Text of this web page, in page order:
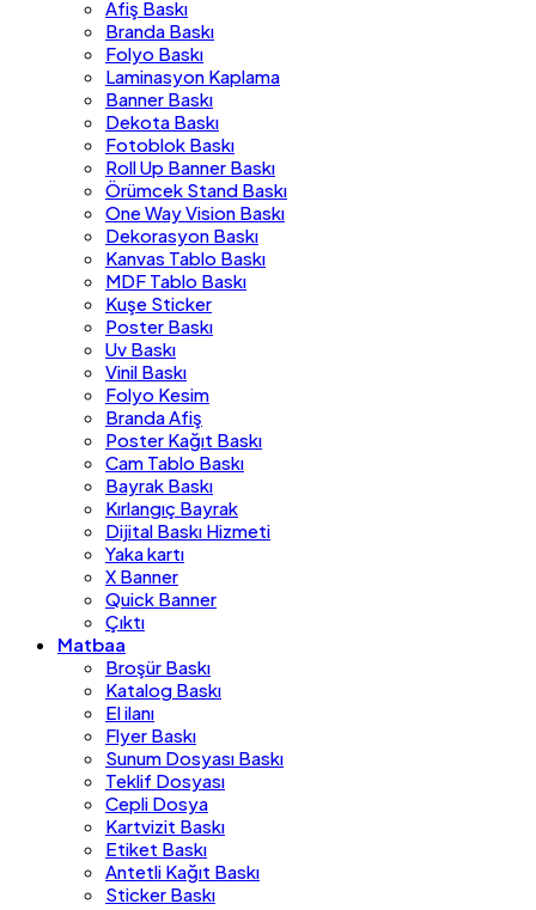
Afiş Baskı
Branda Baskı
Folyo Baskı
Laminasyon Kaplama
Banner Baskı
Dekota Baskı
Fotoblok Baskı
Roll Up Banner Baskı
Örümcek Stand Baskı
One Way Vision Baskı
Dekorasyon Baskı
Kanvas Tablo Baskı
MDF Tablo Baskı
Kuşe Sticker
Poster Baskı
Uv Baskı
Vinil Baskı
Folyo Kesim
Branda Afiş
Poster Kağıt Baskı
Cam Tablo Baskı
Bayrak Baskı
Kırlangıç Bayrak
Dijital Baskı Hizmeti
Yaka kartı
X Banner
Quick Banner
Çıktı
Matbaa
Broşür Baskı
Katalog Baskı
El ilanı
Flyer Baskı
Sunum Dosyası Baskı
Teklif Dosyası
Cepli Dosya
Kartvizit Baskı
Etiket Baskı
Antetli Kağıt Baskı
Sticker Baskı